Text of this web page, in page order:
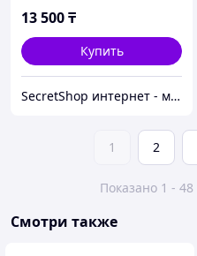
13 500₸
Купить
SecretShop интернет - магазин Все для ноутбуков и фотоаппаратов и смартфонов
1 2
Показано 1 -
Смотри также